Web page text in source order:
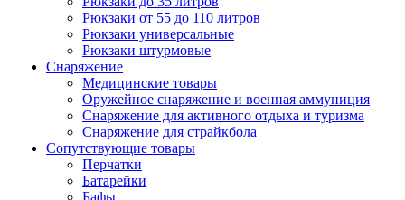
Рюкзаки от 55 до 110 литров
Рюкзаки универсальные
Рюкзаки штурмовые
Снаряжение
Медицинские товары
Оружейное снаряжение и военная аммуниция
Снаряжение для активного отдыха и туризма
Снаряжение для страйкбола
Сопутствующие товары
Перчатки
Батарейки
Бафы